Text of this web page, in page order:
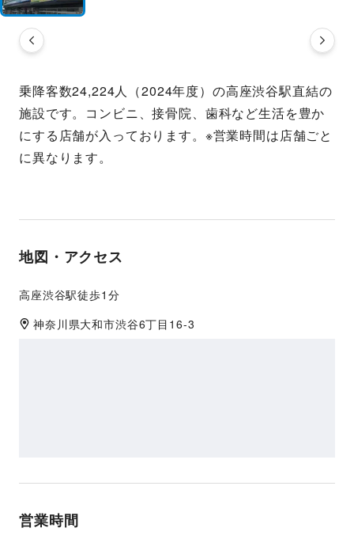
乗降客数24,224人（2024年度）の高座渋谷駅直結の
施設です。コンビニ、接骨院、歯科など生活を豊か
にする店舗が入っております。※営業時間は店舗ごと
に異なります。
地図・アクセス
高座渋谷駅徒歩1分
神奈川県大和市渋谷6丁目16-3
営業時間